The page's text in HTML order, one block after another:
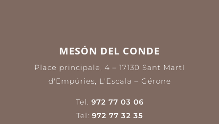
MESÓN DEL CONDE
Place principale, 4 – 17130 Sant Martí
d'Empúries, L'Escala – Gérone
Tel. 972 77 03 06
Tel: 972 77 32 35